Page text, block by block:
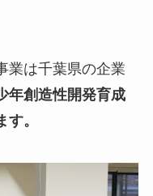
業は千葉県の企業
年創造性開発育成
。